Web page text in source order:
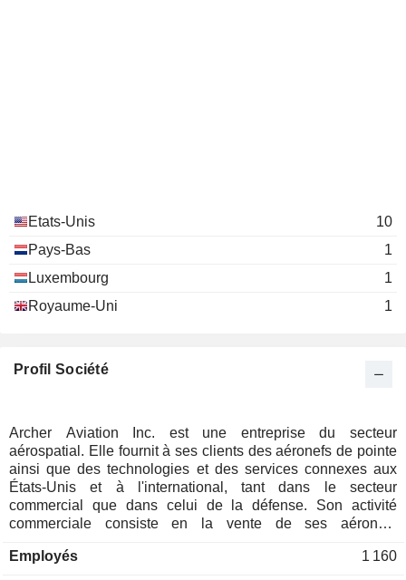
Etats-Unis
10
Pays-Bas
1
Luxembourg
1
Royaume-Uni
1
Profil Société
Archer Aviation Inc. est une entreprise du secteur
aérospatial. Elle fournit à ses clients des aéronefs de pointe
ainsi que des technologies et des services connexes aux
États-Unis et à l'international, tant dans le secteur
commercial que dans celui de la défense. Son activité
commerciale consiste en la vente de ses aéronefs
exploitants d'aéronefs, ainsi qu'en la fourniture de
Employés 1 160